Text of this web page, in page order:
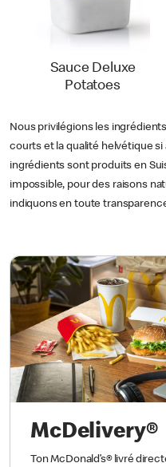
Sauce Deluxe
Potatoes
Nous privilégions les
courts et la qualité helvétique
ingrédients sont produits en
impossible, pour des raisons
indiquons en toute
McDelivery®
Ton McDonald’s® livré